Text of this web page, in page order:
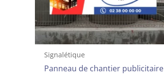
Signalétique
Panneau de chantier publicitaire